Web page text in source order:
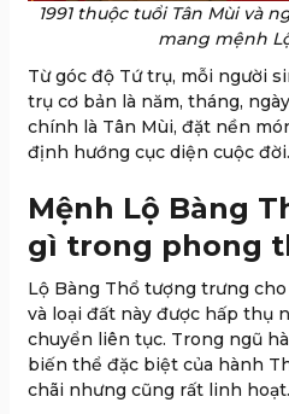
1991 thuộc tuổi Tân Mùi và
mang mệnh
Từ góc độ Tứ trụ, mỗi người
trụ cơ bản là năm, tháng,
chính là Tân Mùi, đặt nền
định hướng cục diện cuộc đời.
Mệnh Lộ Bàng
gì trong phong
Lộ Bàng Thổ tượng trưng
và loại đất này được hấp thụ
chuyển liên tục. Trong ngũ
biến thể đặc biệt của hành
chãi nhưng cũng rất linh hoạt.